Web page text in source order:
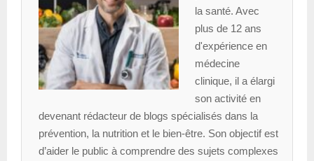
la santé. Avec
plus de 12 ans
d'expérience en
médecine
clinique, il a élargi
son activité en
devenant rédacteur de blogs spécialisés dans la
prévention, la nutrition et le bien-être. Son objectif est
d’aider le public à comprendre des sujets complexes